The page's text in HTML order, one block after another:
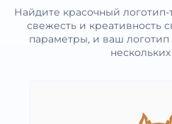
Найдите красочный логотип-
свежесть и креативность
параметры, и ваш логотип